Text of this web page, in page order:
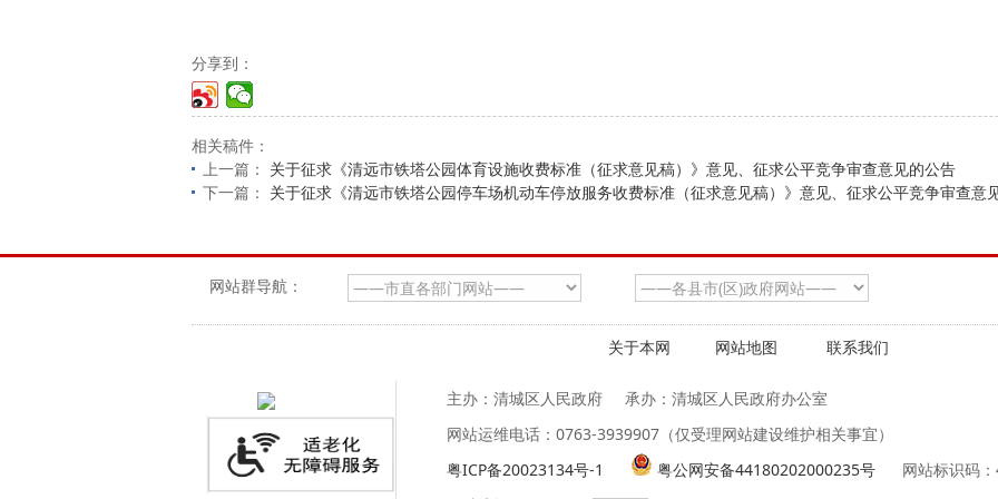
分享到：
相关稿件：
上一篇： 关于征求《清远市铁塔公园体育设施收费标准（征求意见稿）》意见、征求公平竞争审查意见的公告
下一篇： 关于征求《清远市铁塔公园停车场机动车停放服务收费标准（征求意见稿）》意见、征求公平竞争审查意
网站群导航：
关于本网 网站地图 联系我们
主办：清城区人民政府
承办：清城区人民政府办公室
网站运维电话：0763-3939907（仅受理网站建设维护相关事宜）
粤ICP备20023134号-1
粤公网安备44180202000235号
网站标识码